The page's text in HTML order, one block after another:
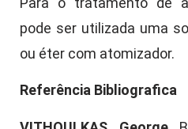
pode ser utilizada uma
ou éter com atomizador.
Referência Bibliografica